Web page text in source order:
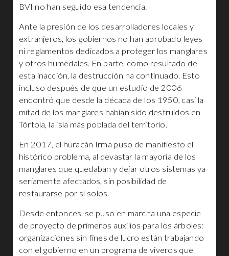
BVI no han seguido esa tendencia.
Ante la presión de los desarrolladores locales y
extranjeros, los gobiernos no han aprobado leyes
ni reglamentos dedicados a proteger los manglares
y otros humedales. En parte, como resultado de
esta inacción, la destrucción ha continuado. Esto
incluso después de que un estudio de 2006
encontró que desde la década de los 1950, casi la
mitad de los manglares habían sido destruidos en
Tórtola, la isla más poblada del territorio.
En 2017, el huracán Irma puso de manifiesto el
histórico problema, al devastar la mayoría de los
manglares que quedaban y dejar otros sistemas ya
seriamente afectados, sin posibilidad de
restaurarse por sí solos.
Desde entonces, se puso en marcha una especie
de proyecto de primeros auxilios para los árboles:
organizaciones sin fines de lucro están trabajando
con el gobierno en un programa de viveros que